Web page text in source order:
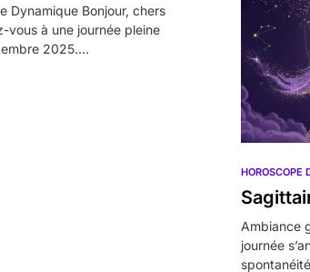
Dynamique Bonjour, chers
vous à une journée pleine
2025.…
HOROSCOPE
Ambiance
journée